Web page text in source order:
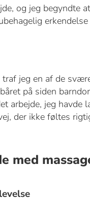
og jeg begyndte
traf jeg en af de
på siden
arbejde, jeg havde
der ikke føltes
med